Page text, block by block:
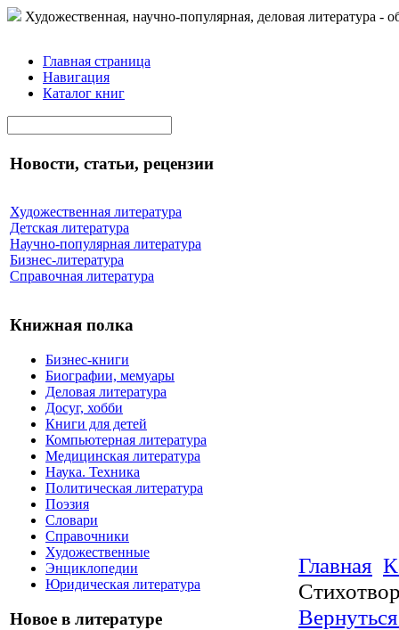
Художественная, научно-популярная, деловая литература -
Главная страница
Навигация
Каталог книг
Новости, статьи, рецензии
Художественная литература
Детская литература
Научно-популярная литература
Бизнес-литература
Справочная литература
Книжная полка
Бизнес-книги
Биографии, мемуары
Деловая литература
Досуг, хобби
Книги для детей
Компьютерная литература
Медицинская литература
Наука. Техника
Политическая литература
Поэзия
Словари
Справочники
Художественные
Энциклопедии
Юридическая литература
Новое в литературе
Главная